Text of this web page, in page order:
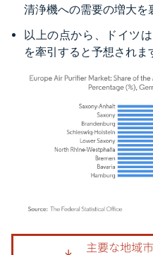
清浄機への需要の増大を
以上の点から、ドイツ
を牽引すると予想されま
画像 © Mordor Intelligence。再利用